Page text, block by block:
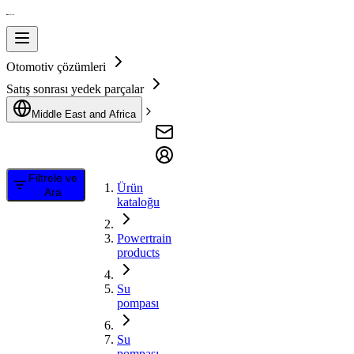
Otomotiv çözümleri
Satış sonrası yedek parçalar
Middle East and Africa
Filtrele ve
Ara
Ürün
kataloğu
Powertrain
products
Su
pompası
Su